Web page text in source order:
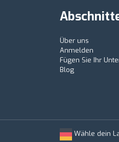
Über uns
Anmelden
Fügen Sie Ihr
Blog
Wähle dein